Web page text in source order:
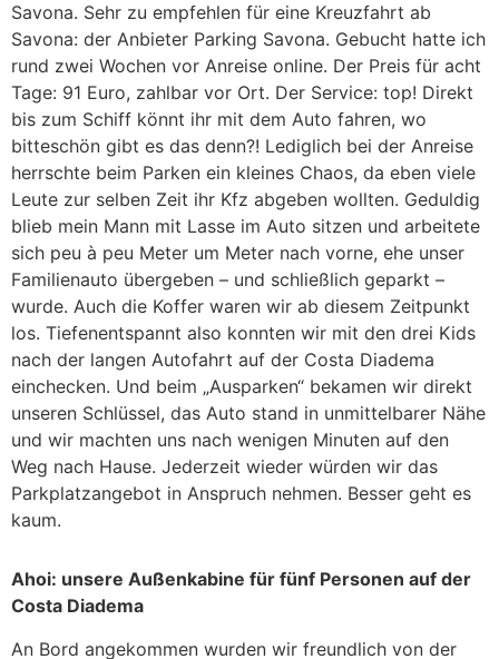
Savona. Sehr zu empfehlen für eine Kreuzfahrt ab
Savona: der Anbieter Parking Savona. Gebucht hatte ich
rund zwei Wochen vor Anreise online. Der Preis für acht
Tage: 91 Euro, zahlbar vor Ort. Der Service: top! Direkt
bis zum Schiff könnt ihr mit dem Auto fahren, wo
bitteschön gibt es das denn?! Lediglich bei der Anreise
herrschte beim Parken ein kleines Chaos, da eben viele
Leute zur selben Zeit ihr Kfz abgeben wollten. Geduldig
blieb mein Mann mit Lasse im Auto sitzen und arbeitete
sich peu à peu Meter um Meter nach vorne, ehe unser
Familienauto übergeben – und schließlich geparkt –
wurde. Auch die Koffer waren wir ab diesem Zeitpunkt
los. Tiefenentspannt also konnten wir mit den drei Kids
nach der langen Autofahrt auf der Costa Diadema
einchecken. Und beim „Ausparken“ bekamen wir direkt
unseren Schlüssel, das Auto stand in unmittelbarer Nähe
und wir machten uns nach wenigen Minuten auf den
Weg nach Hause. Jederzeit wieder würden wir das
Parkplatzangebot in Anspruch nehmen. Besser geht es
kaum.
Ahoi: unsere Außenkabine für fünf Personen auf der
Costa Diadema
An Bord angekommen wurden wir freundlich von der